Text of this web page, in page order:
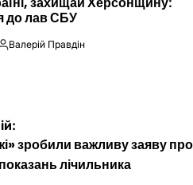
до лав СБУ
Валерій Правдін
зробили важливу заяву про
лічильника